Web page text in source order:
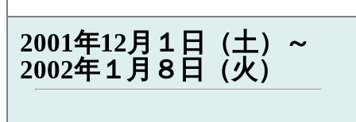
2001年12月１日（土）～
2002年１月８日（火）